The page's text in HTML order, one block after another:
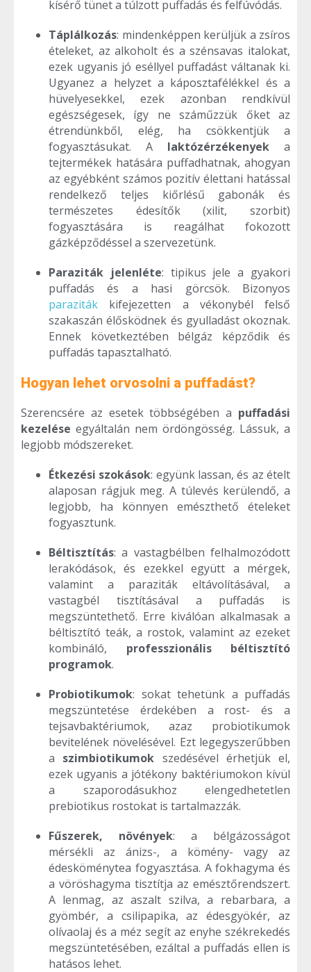
kísérő tünet a túlzott puffadás és felfúvódás.
Táplálkozás: mindenképpen kerüljük a zsíros
ételeket, az alkoholt és a szénsavas italokat,
ezek ugyanis jó eséllyel puffadást váltanak ki.
Ugyanez a helyzet a káposztafélékkel és a
hüvelyesekkel, ezek azonban rendkívül
egészségesek, így ne száműzzük őket az
étrendünkből, elég, ha csökkentjük a
fogyasztásukat. A laktózérzékenyek a
tejtermékek hatására puffadhatnak, ahogyan
az egyébként számos pozitív élettani hatással
rendelkező teljes kiőrlésű gabonák és
természetes édesítők (xilit, szorbit)
fogyasztására is reagálhat fokozott
gázképződéssel a szervezetünk.
Paraziták jelenléte: tipikus jele a gyakori
puffadás és a hasi görcsök. Bizonyos
paraziták kifejezetten a vékonybél felső
szakaszán élősködnek és gyulladást okoznak.
Ennek következtében bélgáz képződik és
puffadás tapasztalható.
Hogyan lehet orvosolni a puffadást?
Szerencsére az esetek többségében a puffadási
kezelése egyáltalán nem ördöngösség. Lássuk, a
legjobb módszereket.
Étkezési szokások: együnk lassan, és az ételt
alaposan rágjuk meg. A túlevés kerülendő, a
legjobb, ha könnyen emészthető ételeket
fogyasztunk.
Béltisztítás: a vastagbélben felhalmozódott
lerakódások, és ezekkel együtt a mérgek,
valamint a paraziták eltávolításával, a
vastagbél tisztításával a puffadás is
megszüntethető. Erre kiválóan alkalmasak a
béltisztító teák, a rostok, valamint az ezeket
kombináló, professzionális béltisztító
programok.
Probiotikumok: sokat tehetünk a puffadás
megszüntetése érdekében a rost- és a
tejsavbaktériumok, azaz probiotikumok
bevitelének növelésével. Ezt legegyszerűbben
a szimbiotikumok szedésével érhetjük el,
ezek ugyanis a jótékony baktériumokon kívül
a szaporodásukhoz elengedhetetlen
prebiotikus rostokat is tartalmazzák.
Fűszerek, növények: a bélgázosságot
mérsékli az ánizs-, a kömény- vagy az
édesköménytea fogyasztása. A fokhagyma és
a vöröshagyma tisztítja az emésztőrendszert.
A lenmag, az aszalt szilva, a rebarbara, a
gyömbér, a csilipapika, az édesgyökér, az
olívaolaj és a méz segít az enyhe székrekedés
megszüntetésében, ezáltal a puffadás ellen is
hatásos lehet.